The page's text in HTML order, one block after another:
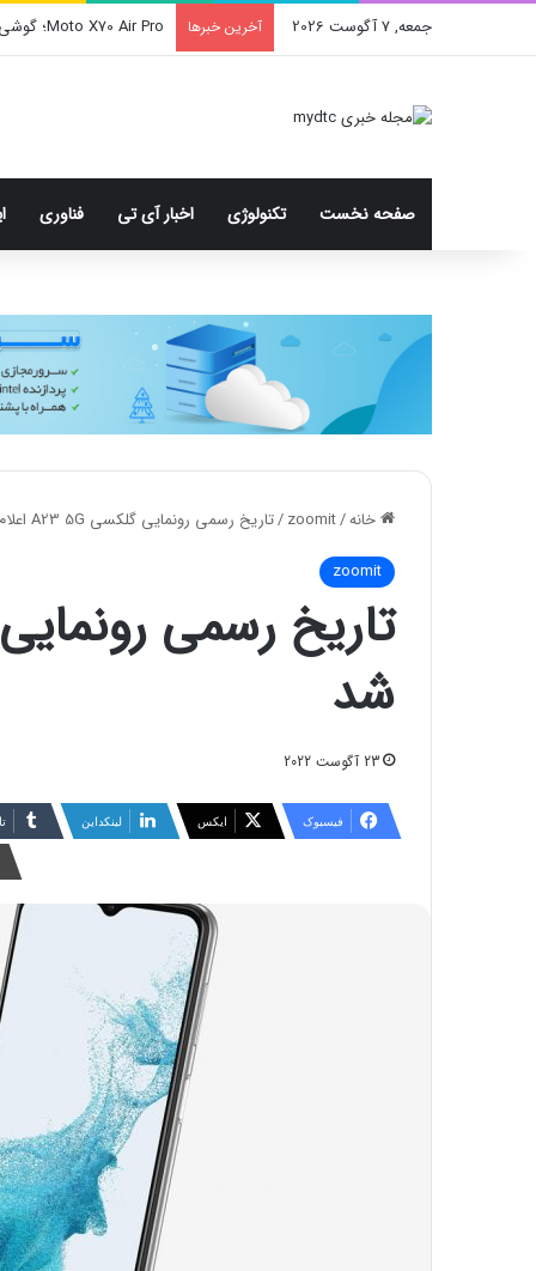
جمعه, 7 آگوست 2026 آخرین خبرها Moto X70 Air Pro؛ گوشی فوق بارک با دوربین سه‌گانه و رقیب آیفون ایر
صفحه نخست تکنولوژی اخبار آی تی فناوری
خانه/
zoomit
/تاریخ رسمی رونمایی گلکسی A23 5G اعلام شد
zoomit
شد
23 آگوست 2022
فیسبوک ایکس لینکداین